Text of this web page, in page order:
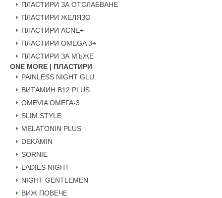
ПЛАСТИРИ ЗА ОТСЛАБВАНЕ
ПЛАСТИРИ ЖЕЛЯЗО
ПЛАСТИРИ ACNE+
ПЛАСТИРИ OMEGA 3+
ПЛАСТИРИ ЗА МЪЖЕ
ONE MORE | ПЛАСТИРИ
PAINLESS NIGHT GLU
ВИТАМИН B12 PLUS
ОMEVIA ОМЕГА-3
SLIM STYLE
MELATONIN PLUS
DEKAMIN
SORNIE
LADIES NIGHT
NIGHT GENTLEMEN
ВИЖ ПОВЕЧЕ